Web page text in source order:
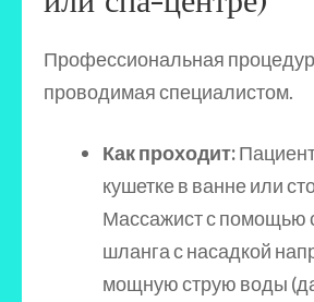
Профессиональная
проводимая специалистом.
Как проходит:
кушетке в ванне или
Массажист с помощью
шланга с насадкой
мощную струю воды